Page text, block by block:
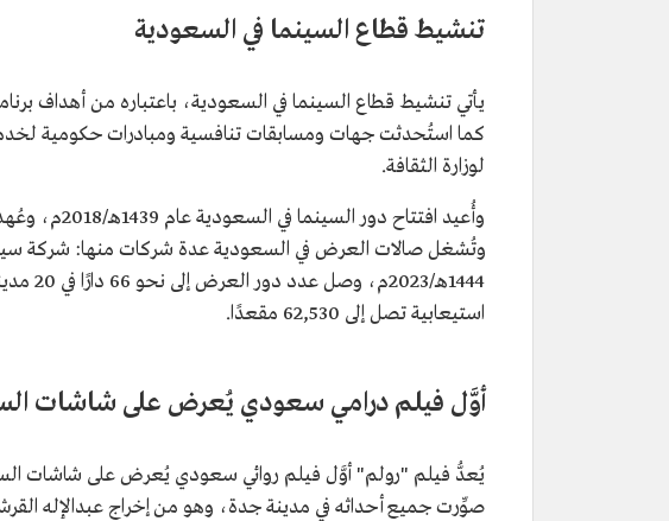
تنشيط قطاع السينما في السعودية
كما استُحدثت جهات ومسابقات تنافسية ومبادرات حكومية
لوزارة الثقافة.
وتُشغل صالات العرض في السعودية عدة شركات منها: شركة
استيعابية تصل إلى 62,530 مقعدًا.
أوَّل فيلم درامي سعودي يُعرض على شاشات
صوِّرت جميع أحداثه في مدينة جدة، وهو من إخراج عبدالإله